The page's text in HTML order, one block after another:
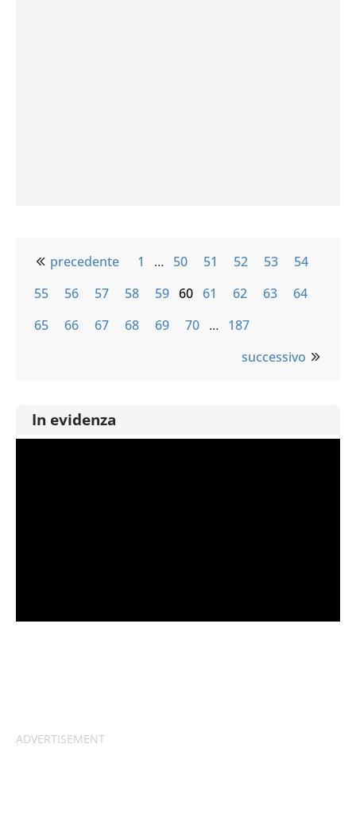
precedente 1 … 50 51 52 53
54
55
56 57 58 59 60 61 62 63
64
65
66 67 68 69 70 … 187
successivo
In evidenza